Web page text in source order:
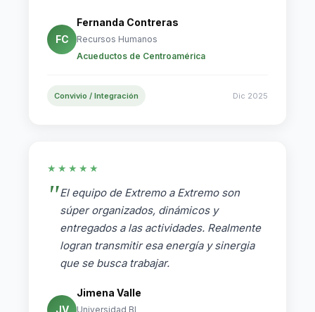
FC
Fernanda Contreras
Recursos Humanos
Acueductos de Centroamérica
Convivio / Integración Dic 2025
★★★★★
El equipo de Extremo a Extremo son
súper organizados, dinámicos y
entregados a las actividades. Realmente
logran transmitir esa energía y sinergia
que se busca trabajar.
JV
Jimena Valle
Universidad BI